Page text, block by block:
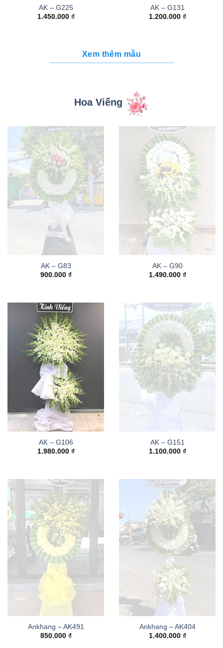
AK – G225
1.450.000 ₫
AK – G131
1.200.000 ₫
Xem thêm mẫu
Hoa Viếng
AK – G83
900.000 ₫
AK – G90
1.490.000 ₫
AK – G106
1.980.000 ₫
AK – G151
1.100.000 ₫
Ankhang – AK491
850.000 ₫
Ankhang – AK404
1.400.000 ₫